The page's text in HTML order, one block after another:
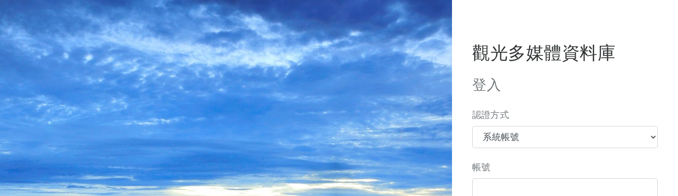
觀光多媒體資料庫
登入
認證方式
帳號